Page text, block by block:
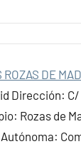
DE
Dirección:
Rozas de